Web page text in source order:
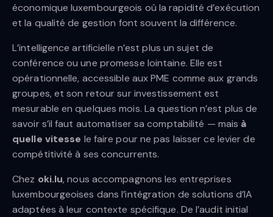
économique luxembourgeois où la rapidité d’exécution
et la qualité de gestion font souvent la différence.
L’intelligence artificielle n’est plus un sujet de
conférence ou une promesse lointaine. Elle est
opérationnelle, accessible aux PME comme aux grands
groupes, et son retour sur investissement est
mesurable en quelques mois. La question n’est plus de
savoir s’il faut automatiser sa comptabilité — mais à
quelle vitesse le faire pour ne pas laisser ce levier de
compétitivité à ses concurrents.
Chez oki.lu, nous accompagnons les entreprises
luxembourgeoises dans l’intégration de solutions d’IA
adaptées à leur contexte spécifique. De l’audit initial